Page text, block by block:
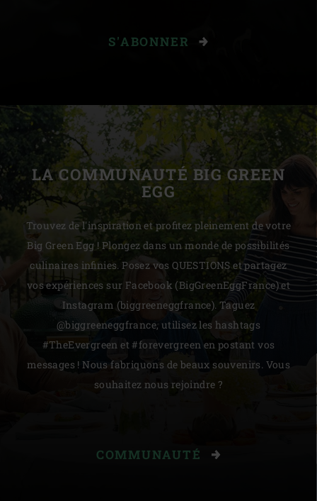
S'ABONNER
LA COMMUNAUTÉ BIG GREEN
EGG
Trouvez de l'inspiration et profitez pleinement de votre
Big Green Egg ! Plongez dans un monde de possibilités
culinaires infinies. Posez vos QUESTIONS et partagez
vos expériences sur Facebook (BigGreenEggFrance) et
Instagram (biggreeneggfrance). Taguez
@biggreeneggfrance, utilisez les hashtags
#TheEvergreen et #forevergreen en postant vos
messages ! Nous fabriquons de beaux souvenirs. Vous
souhaitez nous rejoindre ?
COMMUNAUTÉ